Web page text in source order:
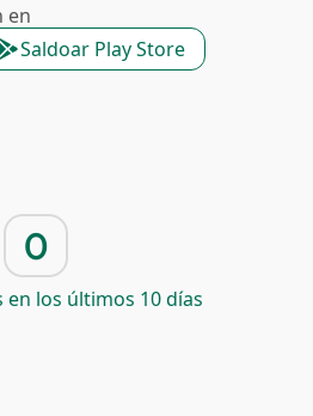
en
Saldoar Play Store
0
en los últimos 10 días